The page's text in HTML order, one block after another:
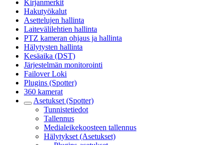
Kirjanmerkit
Hakutyökalut
Asettelujen hallinta
Laitevälilehtien hallinta
PTZ kameran ohjaus ja hallinta
Hälytysten hallinta
Kesäaika (DST)
Järjestelmän monitorointi
Failover Loki
Plugins (Spotter)
360 kamerat
Asetukset (Spotter)
Tunnistetiedot
Tallennus
Medialeikekoosteen tallennus
Hälytykset (Asetukset)